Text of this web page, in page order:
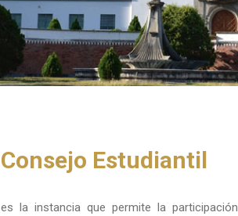
Consejo Estudiantil
es la instancia que permite la